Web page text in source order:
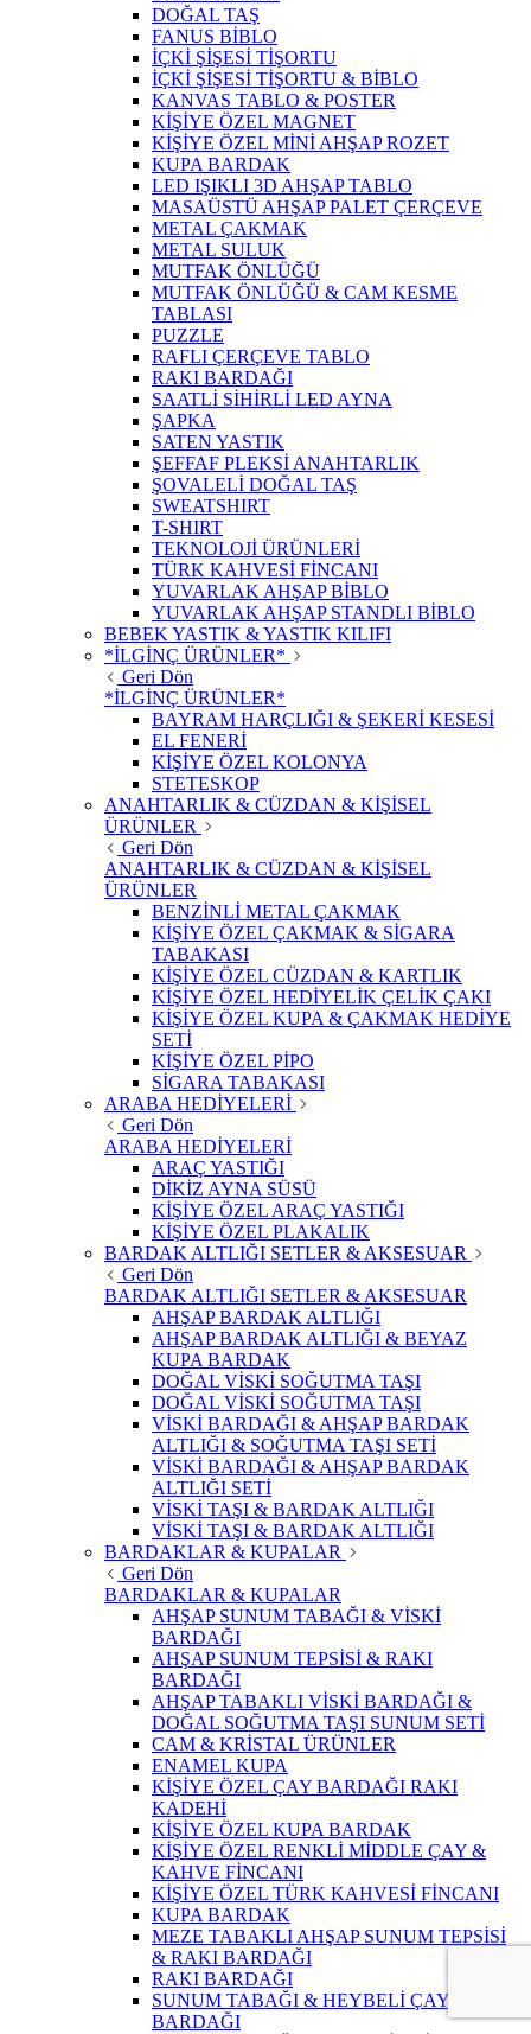
DOĞAL TAŞ
FANUS BİBLO
İÇKİ ŞİŞESİ TİŞORTU
İÇKİ ŞİŞESİ TİŞORTU & BİBLO
KANVAS TABLO & POSTER
KİŞİYE ÖZEL MAGNET
KİŞİYE ÖZEL MİNİ AHŞAP ROZET
KUPA BARDAK
LED IŞIKLI 3D AHŞAP TABLO
MASAÜSTÜ AHŞAP PALET ÇERÇEVE
METAL ÇAKMAK
METAL SULUK
MUTFAK ÖNLÜĞÜ
MUTFAK ÖNLÜĞÜ & CAM KESME
TABLASI
PUZZLE
RAFLI ÇERÇEVE TABLO
RAKI BARDAĞI
SAATLİ SİHİRLİ LED AYNA
ŞAPKA
SATEN YASTIK
ŞEFFAF PLEKSİ ANAHTARLIK
ŞOVALELİ DOĞAL TAŞ
SWEATSHIRT
T-SHIRT
TEKNOLOJİ ÜRÜNLERİ
TÜRK KAHVESİ FİNCANI
YUVARLAK AHŞAP BİBLO
YUVARLAK AHŞAP STANDLI BİBLO
BEBEK YASTIK & YASTIK KILIFI
*İLGİNÇ ÜRÜNLER*
Geri Dön
*İLGİNÇ ÜRÜNLER*
BAYRAM HARÇLIĞI & ŞEKERİ KESESİ
EL FENERİ
KİŞİYE ÖZEL KOLONYA
STETESKOP
ANAHTARLIK & CÜZDAN & KİŞİSEL
ÜRÜNLER
Geri Dön
ANAHTARLIK & CÜZDAN & KİŞİSEL
ÜRÜNLER
BENZİNLİ METAL ÇAKMAK
KİŞİYE ÖZEL ÇAKMAK & SİGARA
TABAKASI
KİŞİYE ÖZEL CÜZDAN & KARTLIK
KİŞİYE ÖZEL HEDİYELİK ÇELİK ÇAKI
KİŞİYE ÖZEL KUPA & ÇAKMAK HEDİYE
SETİ
KİŞİYE ÖZEL PİPO
SİGARA TABAKASI
ARABA HEDİYELERİ
Geri Dön
ARABA HEDİYELERİ
ARAÇ YASTIĞI
DİKİZ AYNA SÜSÜ
KİŞİYE ÖZEL ARAÇ YASTIĞI
KİŞİYE ÖZEL PLAKALIK
BARDAK ALTLIĞI SETLER & AKSESUAR
Geri Dön
BARDAK ALTLIĞI SETLER & AKSESUAR
AHŞAP BARDAK ALTLIĞI
AHŞAP BARDAK ALTLIĞI & BEYAZ
KUPA BARDAK
DOĞAL VİSKİ SOĞUTMA TAŞI
DOĞAL VİSKİ SOĞUTMA TAŞI
VİSKİ BARDAĞI & AHŞAP BARDAK
ALTLIĞI & SOĞUTMA TAŞI SETİ
VİSKİ BARDAĞI & AHŞAP BARDAK
ALTLIĞI SETİ
VİSKİ TAŞI & BARDAK ALTLIĞI
VİSKİ TAŞI & BARDAK ALTLIĞI
BARDAKLAR & KUPALAR
Geri Dön
BARDAKLAR & KUPALAR
AHŞAP SUNUM TABAĞI & VİSKİ
BARDAĞI
AHŞAP SUNUM TEPSİSİ & RAKI
BARDAĞI
AHŞAP TABAKLI VİSKİ BARDAĞI &
DOĞAL SOĞUTMA TAŞI SUNUM SETİ
CAM & KRİSTAL ÜRÜNLER
ENAMEL KUPA
KİŞİYE ÖZEL ÇAY BARDAĞI RAKI
KADEHİ
KİŞİYE ÖZEL KUPA BARDAK
KİŞİYE ÖZEL RENKLİ MİDDLE ÇAY &
KAHVE FİNCANI
KİŞİYE ÖZEL TÜRK KAHVESİ FİNCANI
KUPA BARDAK
MEZE TABAKLI AHŞAP SUNUM TEPSİSİ
& RAKI BARDAĞI
RAKI BARDAĞI
SUNUM TABAĞI & HEYBELİ ÇAY
BARDAĞI